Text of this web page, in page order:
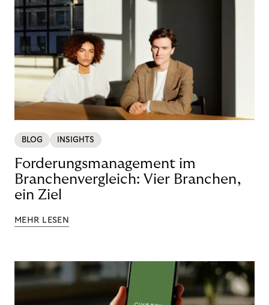
BLOG INSIGHTS
Forderungsmanagement im
Branchenvergleich: Vier Branchen,
ein Ziel
MEHR LESEN